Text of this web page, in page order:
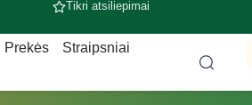
Tikri atsiliepimai
Prekės Straipsniai